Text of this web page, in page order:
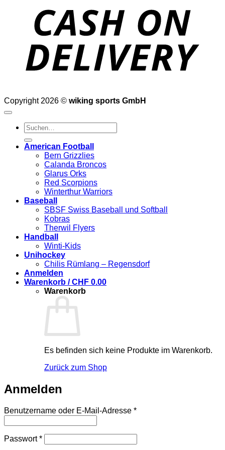
Copyright 2026 © wiking sports GmbH
Suchen
nach:
American Football
Bern Grizzlies
Calanda Broncos
Glarus Orks
Red Scorpions
Winterthur Warriors
Baseball
SBSF Swiss Baseball und Softball
Kobras
Therwil Flyers
Handball
Winti-Kids
Unihockey
Chilis Rümlang – Regensdorf
Anmelden
Warenkorb /CHF 0.00
Warenkorb
Es befinden sich keine Produkte im Warenkorb.
Zurück zum Shop
Anmelden
Benutzername oder E-Mail-Adresse *Erforderlich
Passwort*Erforderlich